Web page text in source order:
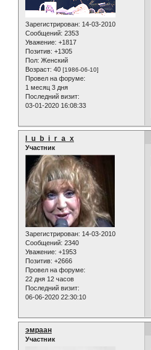
Зарегистрирован: 14-03-2010
Сообщений: 2353
Уважение: +1817
Позитив: +1305
Пол: Женский
Возраст: 40 [1986-06-10]
Провел на форуме:
1 месяц 3 дня
Последний визит:
03-01-2020 16:08:33
l_u_b_i_r_a_x
Участник
Зарегистрирован: 14-03-2010
Сообщений: 2340
Уважение: +1953
Позитив: +2666
Провел на форуме:
22 дня 12 часов
Последний визит:
06-06-2020 22:30:10
эмраан
Участник